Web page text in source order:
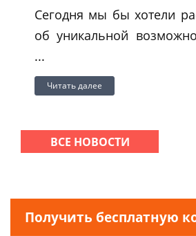
Сегодня мы бы хотели
об уникальной
...
Читать далее
ВСЕ НОВОСТИ
Получить бесплатную